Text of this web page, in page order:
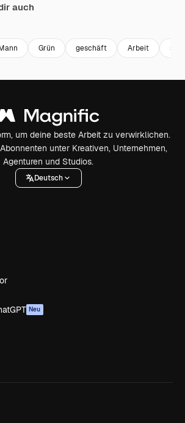
auch
Grün geschäft Arbeit
um deine beste Arbeit zu verwirklichen.
unter Kreativen, Unternehmen,
Agenturen und Studios.
Deutsch
Neu